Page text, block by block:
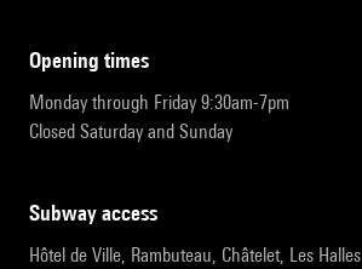
opening times
Monday through Friday 9:30am-7pm
Closed Saturday and Sunday
subway access
Hôtel de Ville, Rambuteau, Châtelet, Les Halles